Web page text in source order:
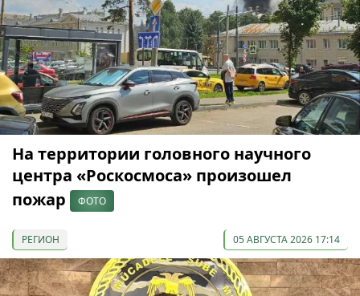
На территории головного научного
центра «Роскосмоса» произошел
пожар
ФОТО
РЕГИОН 05 АВГУСТА 2026 17:14